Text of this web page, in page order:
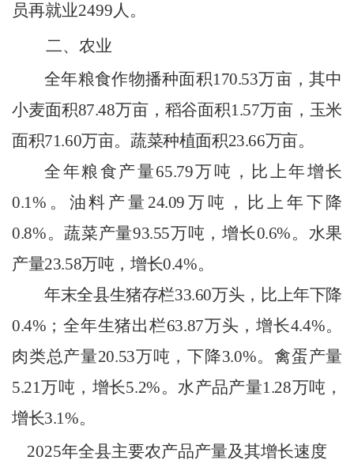
员再就业2499人 。
二、农业
全年粮食作物播种面积170.53万亩，其中
小麦面积87.48万亩，稻谷面积1.57万亩，玉米
面积71.60万亩。蔬菜种植面积23.66万亩。
全年粮食产量65.79万吨，比上年增长
0.1% 。油料产量 24.09 万吨，比上年 下降
0.8%。蔬菜产量93.55万吨，增长0.6%。水果
产量23.58万吨，增长0.4%。
年末全县生猪存栏33.60万头，比上年下降
0.4% ；全年生猪出栏63.87万头，增长4.4%。
肉类总产量20.53万吨，下降3.0%。禽蛋产量
5.21万吨，增长5.2%。水产品产量1.28万吨，
增长3.1%。
2025年全县主要农产品产量及其增长速度